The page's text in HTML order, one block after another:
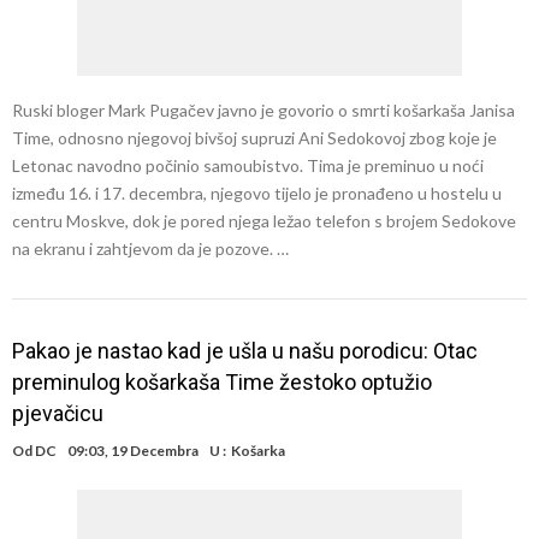
Ruski bloger Mark Pugačev javno je govorio o smrti košarkaša Janisa
Time, odnosno njegovoj bivšoj supruzi Ani Sedokovoj zbog koje je
Letonac navodno počinio samoubistvo. Tima je preminuo u noći
između 16. i 17. decembra, njegovo tijelo je pronađeno u hostelu u
centru Moskve, dok je pored njega ležao telefon s brojem Sedokove
na ekranu i zahtjevom da je pozove. …
Pakao je nastao kad je ušla u našu porodicu: Otac
preminulog košarkaša Time žestoko optužio
pjevačicu
Od DC 09:03, 19 Decembra U : Košarka